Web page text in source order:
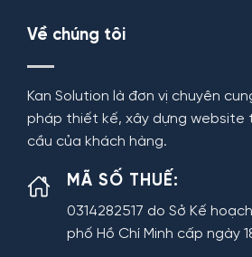
Về chúng tôi
Kan Solution là đơn vị chuyên
pháp thiết kế, xây dựng website
cầu của khách hàng.
MÃ SỐ THUẾ:
0314282517 do Sở Kế
phố Hồ Chí Minh cấp ngày